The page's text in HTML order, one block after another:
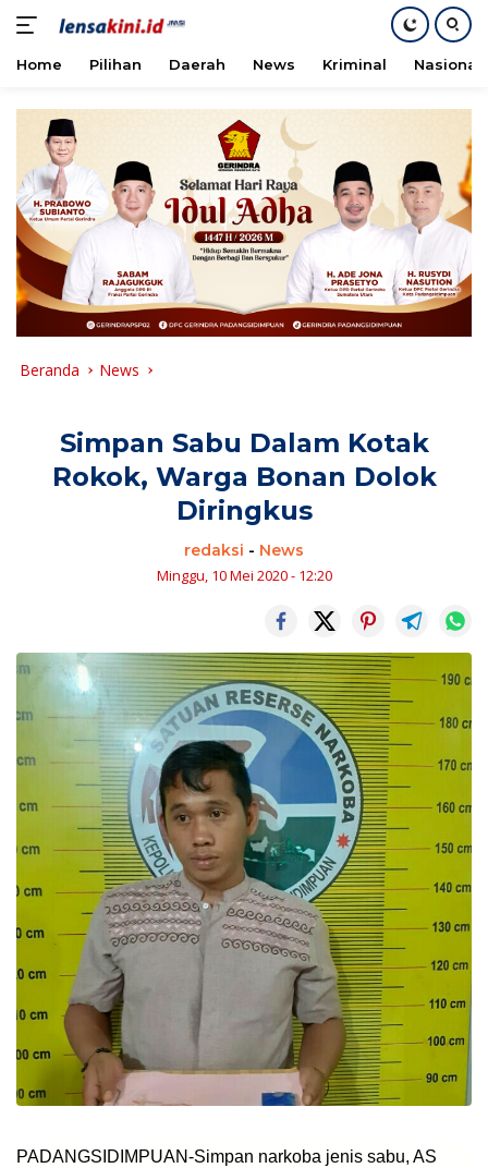
konten
Home Pilihan Daerah News Kriminal Nasional
Beranda News
Simpan Sabu Dalam Kotak
Rokok, Warga Bonan Dolok
Diringkus
redaksi - News
Minggu, 10 Mei 2020 - 12:20
PADANGSIDIMPUAN-Simpan narkoba jenis sabu, AS